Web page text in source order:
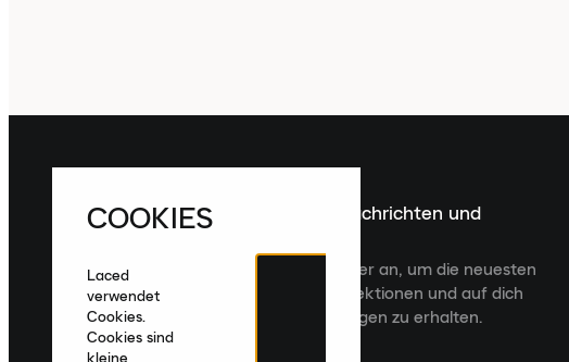
Melde dich für die neuesten Nachrichten und
Veröffentlichungen an
Melde dich für den Laced Newsletter an, um die neuesten
Veröffentlichungen, kuratierte Kollektionen und auf dich
zugeschnittene Produktempfehlungen zu erhalten.
COOKIES
Laced
verwendet
Cookies.
Cookies sind
kleine